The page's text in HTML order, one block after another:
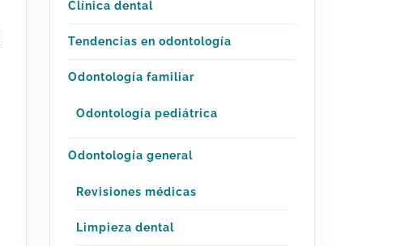
Clínica dental
Tendencias en odontología
Odontología familiar
Odontología pediátrica
Odontología general
Revisiones médicas
Limpieza dental